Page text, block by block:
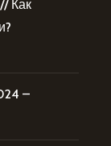
Как
–